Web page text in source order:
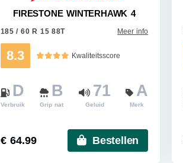
FIRESTONE WINTERHAWK 4
185 / 60 R 15 88T Meer info
8.3 Kwaliteitsscore
D
Verbruik
B
Grip nat
71
Geluid
A
Merk
€ 64.99 Bestellen